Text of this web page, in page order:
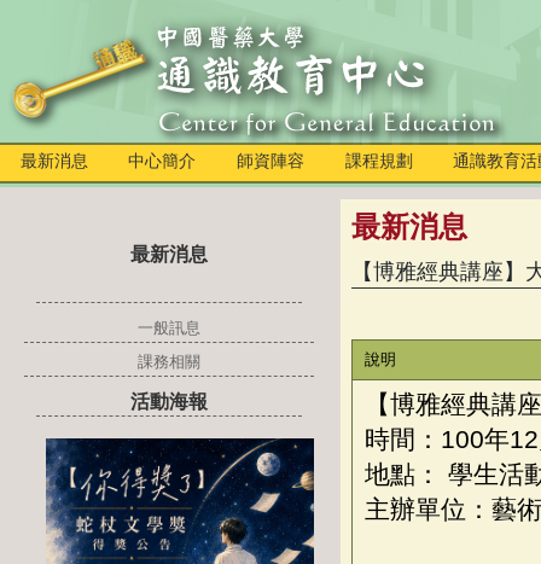
最新消息 中心簡介 師資陣容 課程規劃 通識教育活
最新消息
一般訊息
課務相關
活動海報
最新消息
【博雅經典講座
說明
【博雅經典講
時間： 100年
地點： 學生活
主辦單位：藝